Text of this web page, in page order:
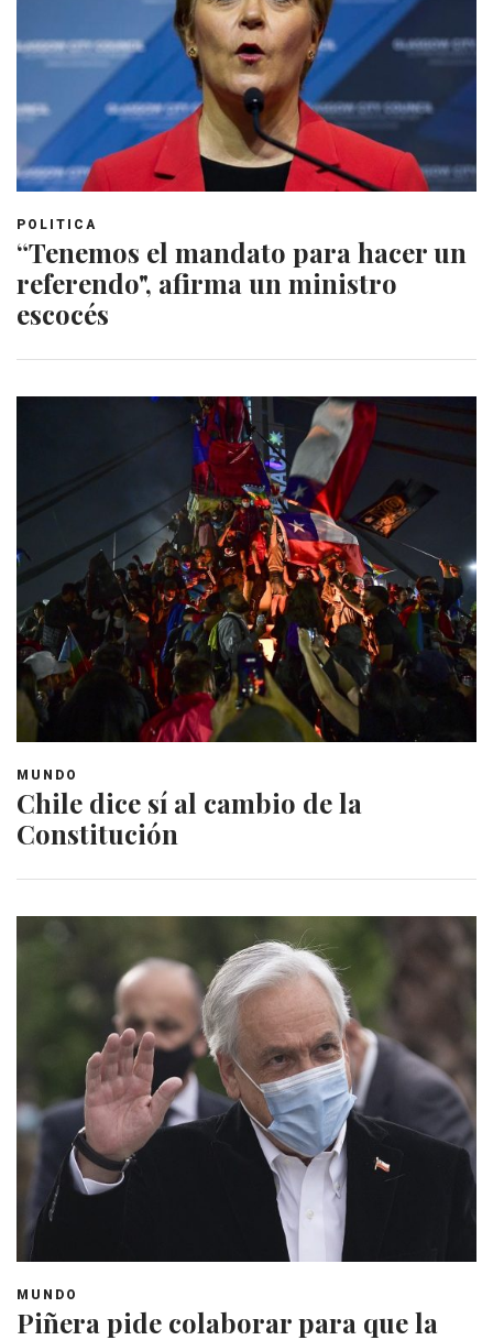
POLITICA
“Tenemos el mandato para hacer un
referendo", afirma un ministro
escocés
MUNDO
Chile dice sí al cambio de la
Constitución
MUNDO
Piñera pide colaborar para que la